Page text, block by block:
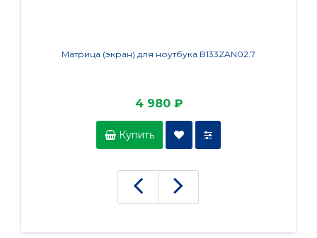
Матрица (экран) для ноутбука B133ZAN02.7
4 980 ₽
Купить